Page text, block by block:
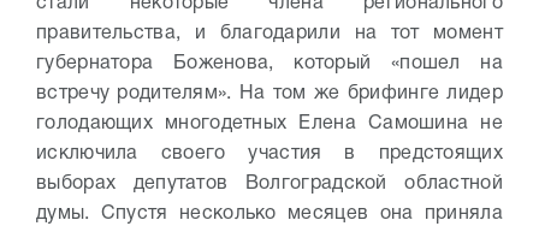
стали некоторые члена регионального
правительства, и благодарили на тот момент
губернатора Боженова, который «пошел на
встречу родителям». На том же брифинге лидер
голодающих многодетных Елена Самошина не
исключила своего участия в предстоящих
выборах депутатов Волгоградской областной
думы. Спустя несколько месяцев она приняла